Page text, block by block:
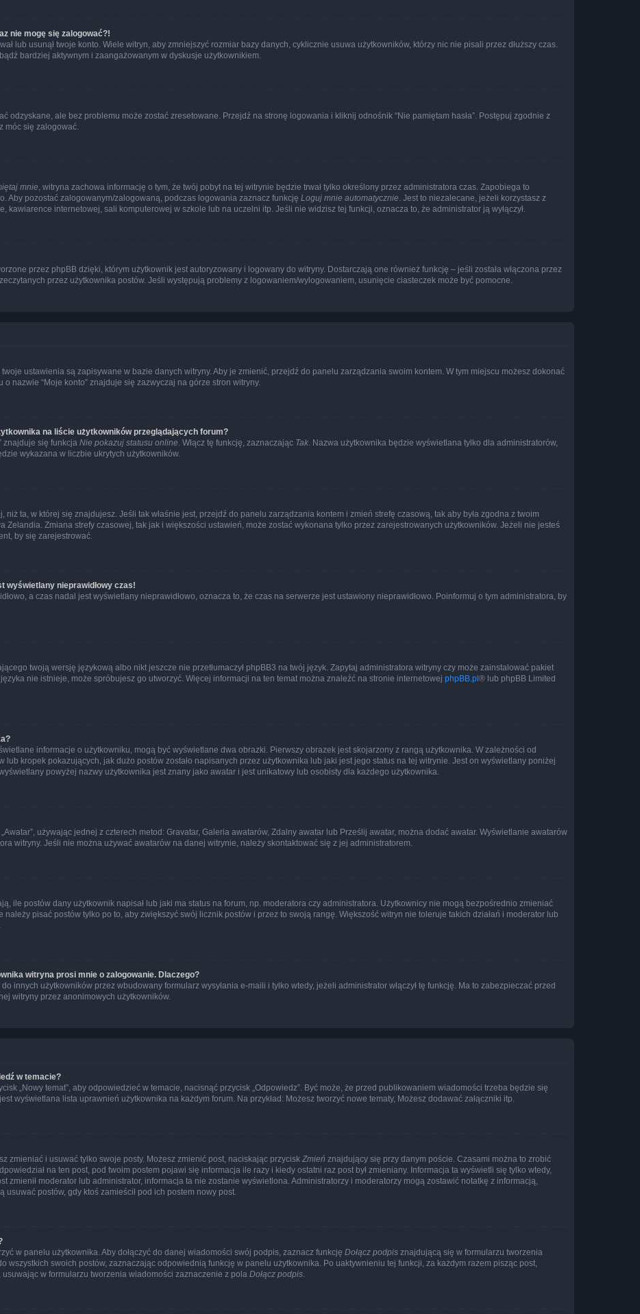
nie mogę się zalogować?!
lub usunął twoje konto. Wiele witryn, aby zmniejszyć rozmiar bazy danych, cyklicznie usuwa użytkowników, którzy nic nie pisali przez dłuższy czas.
bardziej aktywnym i zaangażowanym w dyskusje użytkownikiem.
odzyskane, ale bez problemu może zostać zresetowane. Przejdź na stronę logowania i kliknij odnośnik “Nie pamiętam hasła”. Postępuj zgodnie z
móc się zalogować.
mnie, witryna zachowa informację o tym, że twój pobyt na tej witrynie będzie trwał tylko określony przez administratora czas. Zapobiega to
Aby pozostać zalogowanym/zalogowaną, podczas logowania zaznacz funkcję Loguj mnie automatycznie. Jest to niezalecane, jeżeli korzystasz z
kawiarence internetowej, sali komputerowej w szkole lub na uczelni itp. Jeśli nie widzisz tej funkcji, oznacza to, że administrator ją wyłączył.
przez phpBB dzięki, którym użytkownik jest autoryzowany i logowany do witryny. Dostarczają one również funkcję – jeśli została włączona przez
przez użytkownika postów. Jeśli występują problemy z logowaniem/wylogowaniem, usunięcie ciasteczek może być pomocne.
ustawienia są zapisywane w bazie danych witryny. Aby je zmienić, przejdź do panelu zarządzania swoim kontem. W tym miejscu możesz dokonać
nazwie “Moje konto” znajduje się zazwyczaj na górze stron witryny.
na liście użytkowników przeglądających forum?
znajduje się funkcja Nie pokazuj statusu online. Włącz tę funkcję, zaznaczając Tak. Nazwa użytkownika będzie wyświetlana tylko dla administratorów,
wykazana w liczbie ukrytych użytkowników.
ta, w której się znajdujesz. Jeśli tak właśnie jest, przejdź do panelu zarządzania kontem i zmień strefę czasową, tak aby była zgodna z twoim
Zelandia. Zmiana strefy czasowej, tak jak i większości ustawień, może zostać wykonana tylko przez zarejestrowanych użytkowników. Jeżeli nie jesteś
by się zarejestrować.
wyświetlany nieprawidłowy czas!
a czas nadal jest wyświetlany nieprawidłowo, oznacza to, że czas na serwerze jest ustawiony nieprawidłowo. Poinformuj o tym administratora, by
twoją wersję językową albo nikt jeszcze nie przetłumaczył phpBB3 na twój język. Zapytaj administratora witryny czy może zainstalować pakiet
nie istnieje, może spróbujesz go utworzyć. Więcej informacji na ten temat można znaleźć na stronie internetowej phpBB.pl ® lub phpBB Limited
informacje o użytkowniku, mogą być wyświetlane dwa obrazki. Pierwszy obrazek jest skojarzony z rangą użytkownika. W zależności od
kropek pokazujących, jak dużo postów zostało napisanych przez użytkownika lub jaki jest jego status na tej witrynie. Jest on wyświetlany poniżej
powyżej nazwy użytkownika jest znany jako awatar i jest unikatowy lub osobisty dla każdego użytkownika.
używając jednej z czterech metod: Gravatar, Galeria awatarów, Zdalny awatar lub Prześlij awatar, można dodać awatar. Wyświetlanie awatarów
witryny. Jeśli nie można używać awatarów na danej witrynie, należy skontaktować się z jej administratorem.
ile postów dany użytkownik napisał lub jaki ma status na forum, np. moderatora czy administratora. Użytkownicy nie mogą bezpośrednio zmieniać
pisać postów tylko po to, aby zwiększyć swój licznik postów i przez to swoją rangę. Większość witryn nie toleruje takich działań i moderator lub
witryna prosi mnie o zalogowanie. Dlaczego?
innych użytkowników przez wbudowany formularz wysyłania e-maili i tylko wtedy, jeżeli administrator włączył tę funkcję. Ma to zabezpieczać przed
witryny przez anonimowych użytkowników.
w temacie?
„Nowy temat”, aby odpowiedzieć w temacie, nacisnąć przycisk „Odpowiedz”. Być może, że przed publikowaniem wiadomości trzeba będzie się
wyświetlana lista uprawnień użytkownika na każdym forum. Na przykład: Możesz tworzyć nowe tematy, Możesz dodawać załączniki itp.
zmieniać i usuwać tylko swoje posty. Możesz zmienić post, naciskając przycisk Zmień znajdujący się przy danym poście. Czasami można to zrobić
na ten post, pod twoim postem pojawi się informacja ile razy i kiedy ostatni raz post był zmieniany. Informacja ta wyświetli się tylko wtedy,
zmienił moderator lub administrator, informacja ta nie zostanie wyświetlona. Administratorzy i moderatorzy mogą zostawić notatkę z informacją,
postów, gdy ktoś zamieścił pod ich postem nowy post.
w panelu użytkownika. Aby dołączyć do danej wiadomości swój podpis, zaznacz funkcję Dołącz podpis znajdującą się w formularzu tworzenia
wszystkich swoich postów, zaznaczając odpowiednią funkcję w panelu użytkownika. Po uaktywnieniu tej funkcji, za każdym razem pisząc post,
w formularzu tworzenia wiadomości zaznaczenie z pola Dołącz podpis.